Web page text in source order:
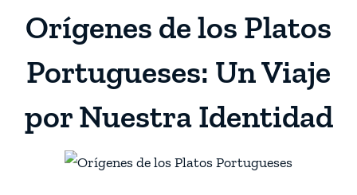
Orígenes de los Platos
Portugueses: Un Viaje
por Nuestra Identidad